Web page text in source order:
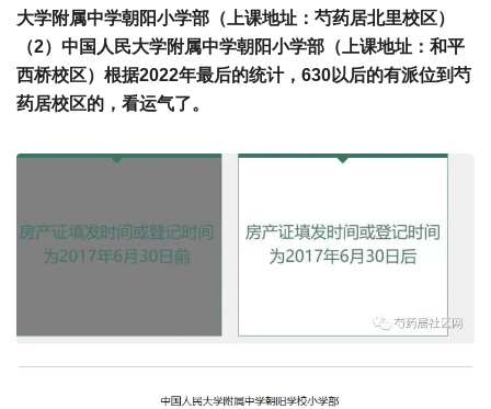
大学附属中学朝阳小学部（上课地址：芍药居北里校区）
（2）中国人民大学附属中学朝阳小学部（上课地址：和平
西桥校区） 根据2022年最后的统计，630以后的有派位到芍
药居校区的，看运气了。